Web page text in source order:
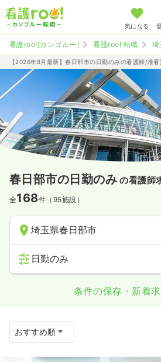
気になる
看護roo![カンゴルー] 看護roo! 転職 埼
【2026年8月最新】春日部市の日勤のみの看護師/准
春日部市の日勤のみ の看護師
全168件（95施設）
埼玉県春日部市
日勤のみ
条件の保存・新着